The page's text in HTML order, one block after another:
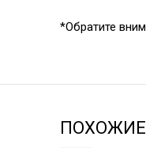
*Обратите